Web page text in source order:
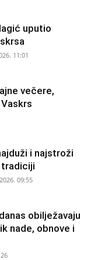
uputio
11:01
večere,
i najstroži
tradiciji
09:55
obilježavaju
nade, obnove i